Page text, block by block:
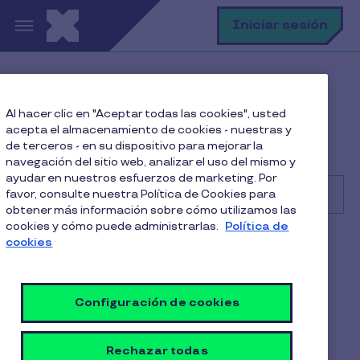
Pasar al contenido principal Iniciar sesión
Uso de la tarjeta y beneficios
¿Cuáles son los medios de pago disponibles con
Pluxee?
Buscar
¿Cuáles son los medios de
pago disponibles con
Pluxee?
Al hacer clic en "Aceptar todas las cookies", usted
acepta el almacenamiento de cookies - nuestras y
de terceros - en su dispositivo para mejorar la
navegación del sitio web, analizar el uso del mismo y
ayudar en nuestros esfuerzos de marketing. Por
favor, consulte nuestra Política de Cookies para
obtener más información sobre cómo utilizamos las
cookies y cómo puede administrarlas. Política de
cookies
Configuración de cookies
Rechazar todas